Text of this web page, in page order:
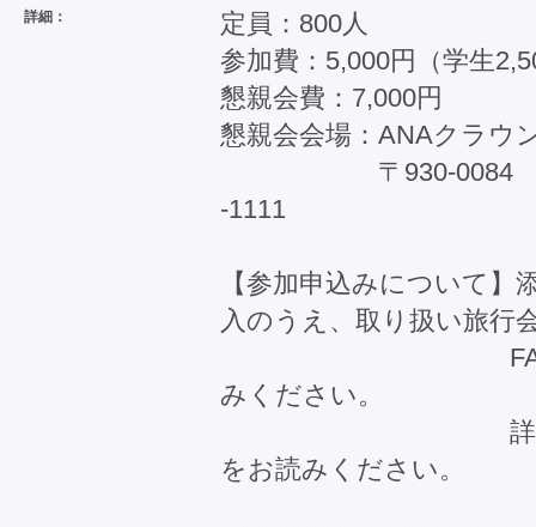
詳細：
定員：800人
参加費：5,000円（学生
懇親会費：7,000円
懇親会会場：ANAクラウ
〒930-0084 富山
-1111
【参加申込みについて】
入のうえ、取り扱い旅行
FAX,Eメール
みください。
詳しくは、別
をお読みください。